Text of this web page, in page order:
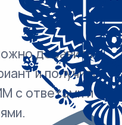
добавить в
и получить
с ответами и